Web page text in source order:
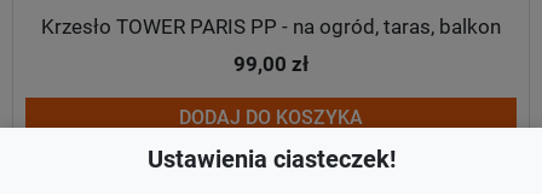
Krzesło TOWER PARIS PP - na ogród, taras, balkon
99,00 zł
DODAJ DO KOSZYKA
Ustawienia ciasteczek!